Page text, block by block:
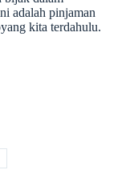
adalah pinjaman
kita terdahulu.